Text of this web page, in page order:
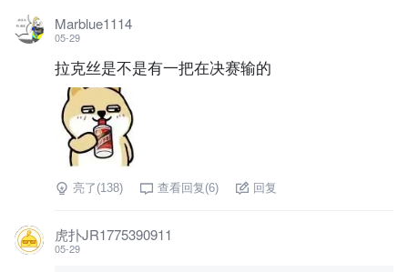
Marblue1114
05-29
拉克丝是不是有一把在决赛输的
亮了(138) 查看回复(6) 回复
虎扑JR1775390911
05-29